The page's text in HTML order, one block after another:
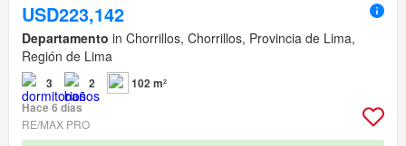
USD223,142
Departamento in Chorrillos, Chorrillos, Provincia de Lima,
Región de Lima
3 2
102 m²
Hace 6 días
RE/MAX PRO